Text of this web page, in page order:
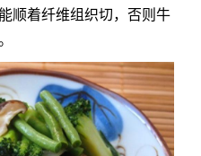
顺着纤维组织切，否则牛